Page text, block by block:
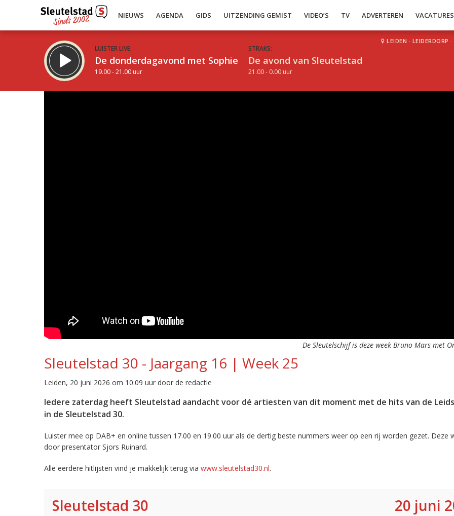
NIEUWS AGENDA GIDS UITZENDING GEMIST VIDEO’S TV ADVERTEREN VACATURES
LUISTER LIVE:
De donderdagavond met Sophie
19.00 - 21.00 uur
STRAKS:
De avond van Sleutelstad
21.00 - 0.00 uur
LEIDEN · LEIDERDORP ·
De Sleutelschijf is deze week Bruno Mars met
Sleutelstad 30 - Jaargang 16 | Week 25
Leiden, 20 juni 2026 om 10:09 uur door de redactie
Iedere zaterdag heeft Sleutelstad aandacht voor dé artiesten van dit moment met de hits van de
in de Sleutelstad 30.
Luister mee op DAB+ en online tussen 17.00 en 19.00 uur als de dertig beste nummers weer op een rij worden gezet. Deze
door presentator Sjors Ruinard.
Alle eerdere hitlijsten vind je makkelijk terug via www.sleutelstad30.nl.
Sleutelstad 30 20 juni